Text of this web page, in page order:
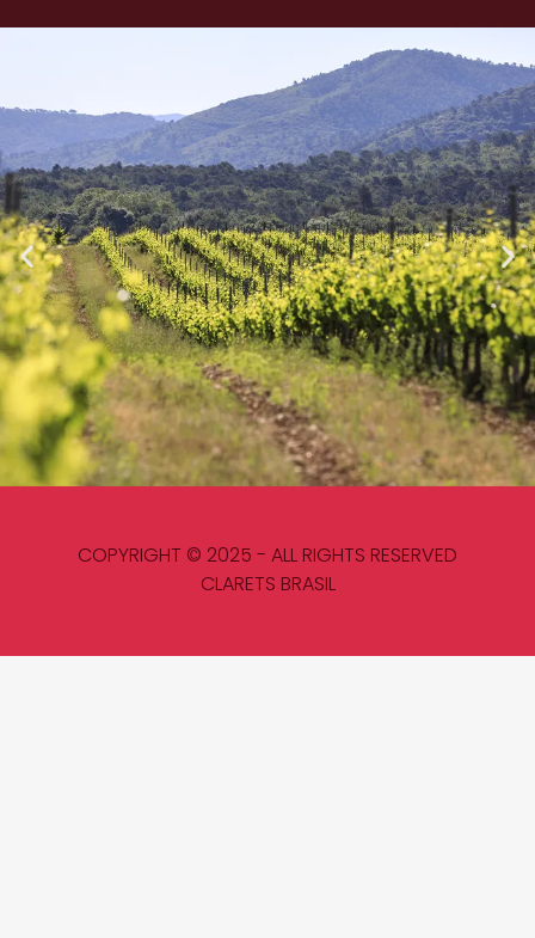
COPYRIGHT © 2025 - ALL RIGHTS RESERVED
CLARETS BRASIL